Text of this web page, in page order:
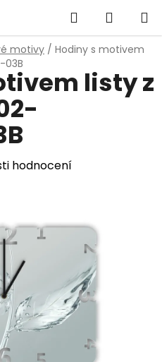
Hledat
KOŠÍK
motivy / Hodiny s motivem
03B
listy z
hodnocení